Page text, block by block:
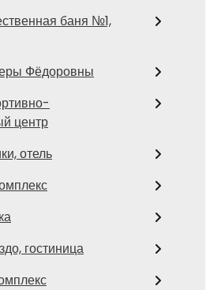
баня №1,
Фёдоровны
центр
отель
гостиница